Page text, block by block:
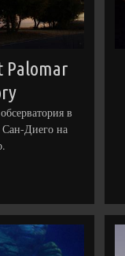
Palomar
в
Сан-Диего на